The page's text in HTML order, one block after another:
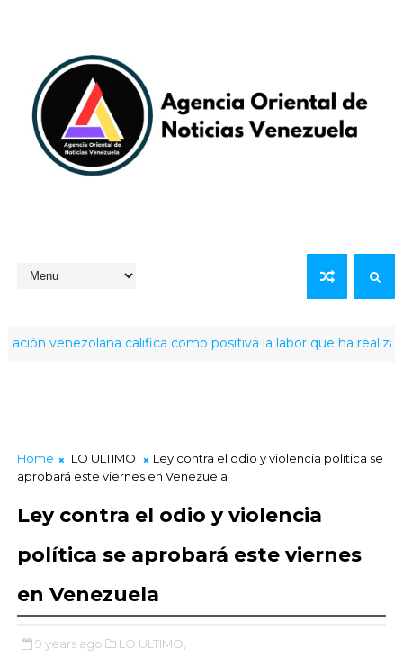
venezolana califica como positiva la labor que ha realizado
Home LO ULTIMO
Ley contra el odio y violencia política se
aprobará este viernes en Venezuela
Ley contra el odio y violencia
política se aprobará este viernes
en Venezuela
9 years ago LO ULTIMO,